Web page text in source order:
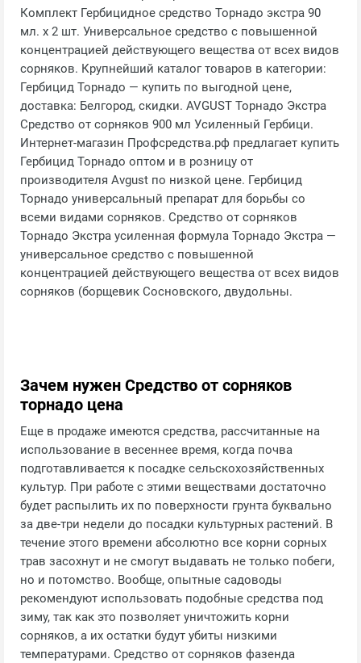
Комплект Гербицидное средство Торнадо экстра 90
мл. х 2 шт. Универсальное средство с повышенной
концентрацией действующего вещества от всех видов
сорняков. Крупнейший каталог товаров в категории:
Гербицид Торнадо — купить по выгодной цене,
доставка: Белгород, скидки. AVGUST Торнадо Экстра
Средство от сорняков 900 мл Усиленный Гербици.
Интернет-магазин Профсредства.рф предлагает купить
Гербицид Торнадо оптом и в розницу от
производителя Avgust по низкой цене. Гербицид
Торнадо универсальный препарат для борьбы со
всеми видами сорняков. Средство от сорняков
Торнадо Экстра усиленная формула Торнадо Экстра —
универсальное средство с повышенной
концентрацией действующего вещества от всех видов
сорняков (борщевик Сосновского, двудольны.
Зачем нужен Средство от сорняков
торнадо цена
Еще в продаже имеются средства, рассчитанные на
использование в весеннее время, когда почва
подготавливается к посадке сельскохозяйственных
культур. При работе с этими веществами достаточно
будет распылить их по поверхности грунта буквально
за две-три недели до посадки культурных растений. В
течение этого времени абсолютно все корни сорных
трав засохнут и не смогут выдавать не только побеги,
но и потомство. Вообще, опытные садоводы
рекомендуют использовать подобные средства под
зиму, так как это позволяет уничтожить корни
сорняков, а их остатки будут убиты низкими
температурами. Средство от сорняков фазенда